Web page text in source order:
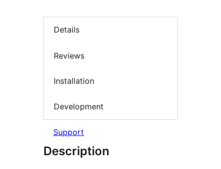
Details
Reviews
Installation
Development
Support
Description